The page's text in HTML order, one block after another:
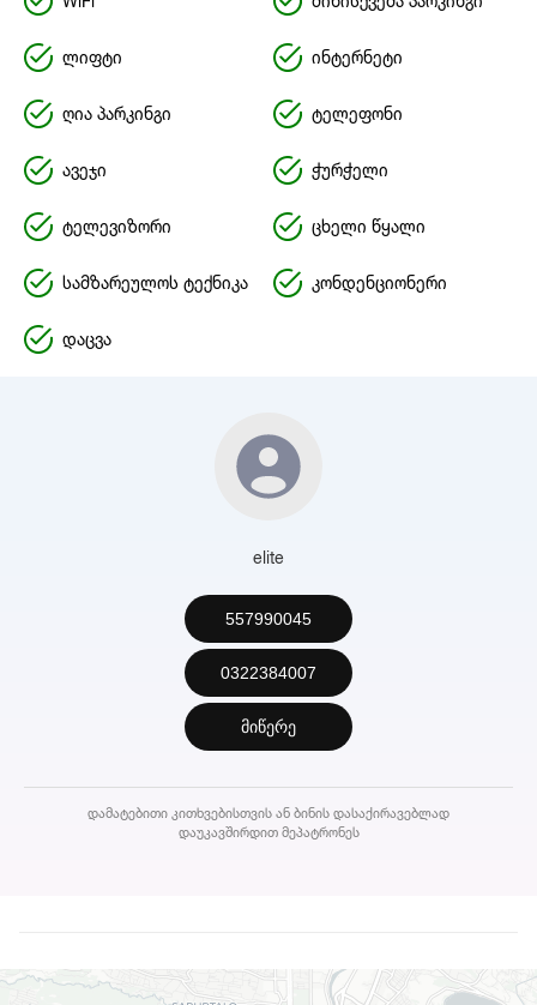
ლიფტი ინტერნეტი
ღია პარკინგი ტელეფონი
ავეჯი ჭურჭელი
ტელევიზორი ცხელი წყალი
სამზარეულოს ტექნიკა კონდენციონერი
დაცვა
elite
557990045
0322384007
მიწერე
დამატებითი კითხვებისთვის ან ბინის დასაქირავებლად
დაუკავშირდით მეპატრონეს